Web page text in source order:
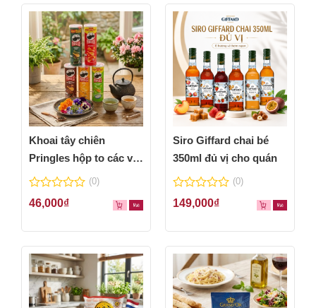
Khoai tây chiên
Pringles hộp to các vị
thơm ngon
0
out
5
(0)
46,000₫
Siro Giffard chai bé
350ml đủ vị cho quán
0
out
5
(0)
149,000₫